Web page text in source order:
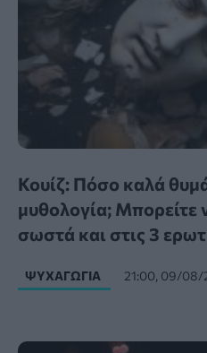
Κουίζ: Πόσο καλά
μυθολογία; Μπορείτε
σωστά και στις 3
ΨΥΧΑΓΩΓΊΑ 21:00, 09/08/